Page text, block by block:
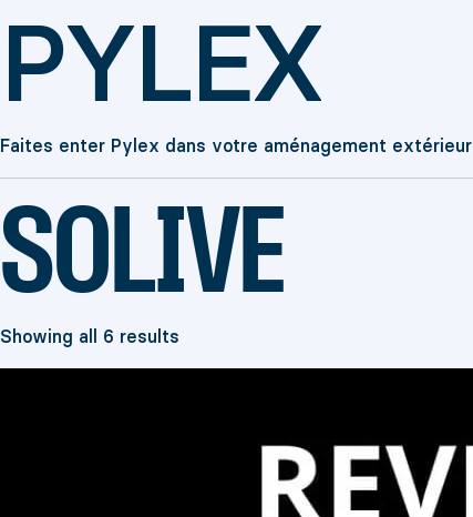
PYLEX
Faites enter Pylex dans votre aménagement extérieur
SOLIVE
Showing all 6 results